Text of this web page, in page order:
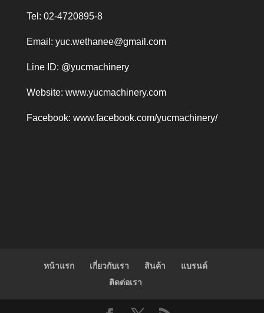
Tel: 02-4720895-8
Email: yuc.wethanee@gmail.com
Line ID: @yucmachinery
Website: www.yucmachinery.com
Facebook: www.facebook.com/yucmachinery/
หน้าแรก เกี่ยวกับเรา สินค้า
แบรนด์
ติดต่อเรา